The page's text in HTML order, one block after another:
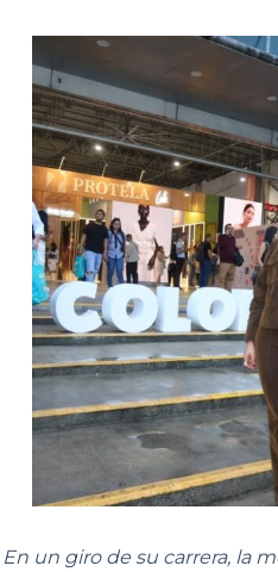
En un giro de su carrera, la